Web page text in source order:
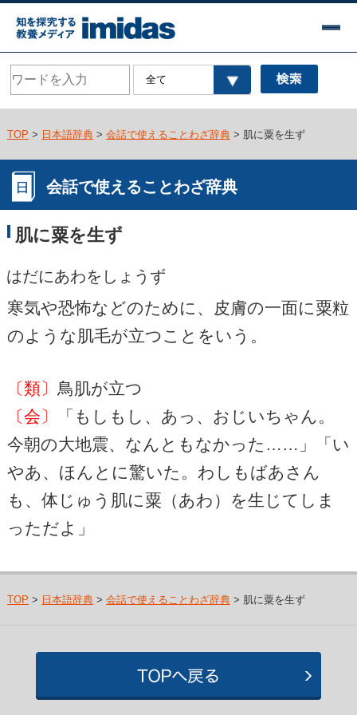
TOP > 日本語辞典> 会話で使えることわざ辞典> 肌に粟を生ず
会話で使えることわざ辞典
肌に粟を生ず
はだにあわをしょうず
寒気や恐怖などのために、皮膚の一面に粟粒
のような肌毛が立つことをいう。
〔類〕 鳥肌が立つ
〔会〕
「もしもし、あっ、おじいちゃん。
今朝の大地震、なんともなかった……」「い
やあ、ほんとに驚いた。わしもばあさん
も、体じゅう肌に粟（あわ）を生じてしま
っただよ」
TOP > 日本語辞典> 会話で使えることわざ辞典> 肌に粟を生ず